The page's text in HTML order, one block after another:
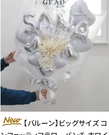
【バルーン】ビッグサイズ コ